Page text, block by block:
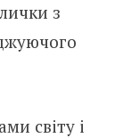
з
світу і